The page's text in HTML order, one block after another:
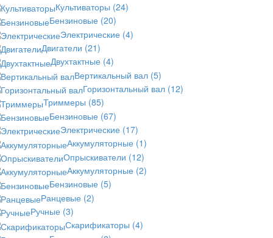
Культиваторы (24)
Бензиновые (20)
Электрические (4)
Двигатели (21)
Двухтактные (4)
Вертикальный вал (5)
Горизонтальный вал (12)
Триммеры (85)
Бензиновые (67)
Электрические (17)
Аккумуляторные (1)
Опрыскиватели (12)
Аккумуляторные (2)
Бензиновые (5)
Ранцевые (2)
Ручные (3)
Скарификаторы (4)